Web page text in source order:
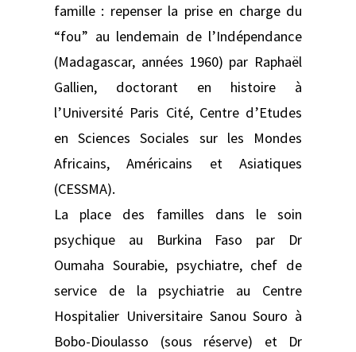
famille : repenser la prise en charge du
“fou” au lendemain de l’Indépendance
(Madagascar, années 1960) par Raphaël
Gallien, doctorant en histoire à
l’Université Paris Cité, Centre d’Etudes
en Sciences Sociales sur les Mondes
Africains, Américains et Asiatiques
(CESSMA).
La place des familles dans le soin
psychique au Burkina Faso par Dr
Oumaha Sourabie, psychiatre, chef de
service de la psychiatrie au Centre
Hospitalier Universitaire Sanou Souro à
Bobo-Dioulasso (sous réserve) et Dr